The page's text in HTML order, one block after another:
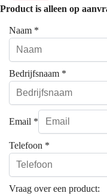
Product is alleen op
Naam *
Bedrijfsnaam *
Email *
Telefoon *
Vraag over een product: